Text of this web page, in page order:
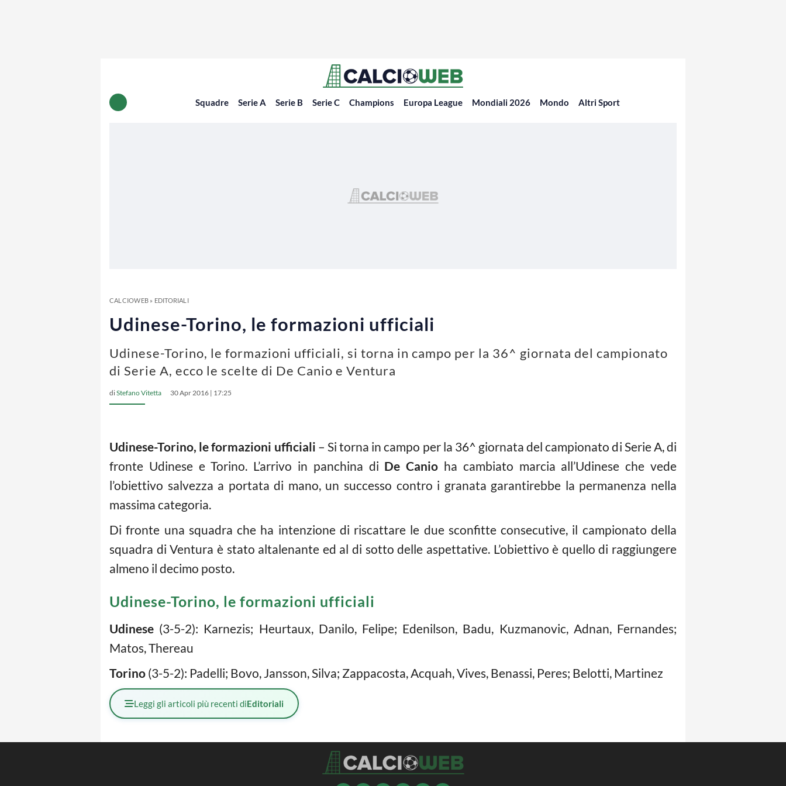
Squadre Serie A Serie B Serie C Champions Europa League Mondiali 2026 Mondo Altri Sport
CALCIOWEB» EDITORIALI
Udinese-Torino, le formazioni ufficiali
Udinese-Torino, le formazioni ufficiali, si torna in campo per la 36^ giornata del campionato
di Serie A, ecco le scelte di De Canio e Ventura
diStefano Vitetta 30 Apr 2016 | 17:25
Udinese-Torino, le formazioni ufficiali – Si torna in campo per la 36^ giornata del campionato di Serie A, di
fronte Udinese e Torino. L’arrivo in panchina di De Canio ha cambiato marcia all’Udinese che vede
l’obiettivo salvezza a portata di mano, un successo contro i granata garantirebbe la permanenza nella
massima categoria.
Di fronte una squadra che ha intenzione di riscattare le due sconfitte consecutive, il campionato della
squadra di Ventura è stato altalenante ed al di sotto delle aspettative. L’obiettivo è quello di raggiungere
almeno il decimo posto.
Udinese-Torino, le formazioni ufficiali
Udinese (3-5-2): Karnezis; Heurtaux, Danilo, Felipe; Edenilson, Badu, Kuzmanovic, Adnan, Fernandes;
Matos, Thereau
Torino (3-5-2): Padelli; Bovo, Jansson, Silva; Zappacosta, Acquah, Vives, Benassi, Peres; Belotti, Martinez
Leggi gli articoli più recenti diEditoriali